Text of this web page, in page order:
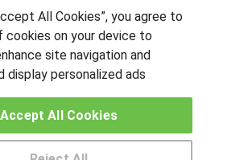
DE INTERES
becas
All Cookies”, you agree to
cookies on your device to
site navigation and
display personalized ads
Accept All Cookies